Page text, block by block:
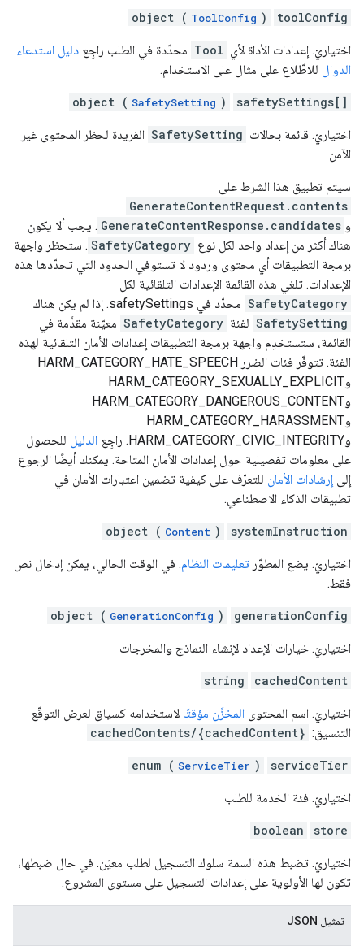
toolConfig
object ( ToolConfig )
اختياريّ. إعدادات الأداة لأي Tool محدّدة في الطلب راجِع دليل استدعاء
الدوال للاطّلاع على مثال على الاستخدام.
safetySettings[]
object ( SafetySetting )
اختياريّ. قائمة بحالات SafetySetting الفريدة لحظر المحتوى غير
الآمن
سيتم تطبيق هذا الشرط على
GenerateContentRequest.contents
و GenerateContentResponse.candidates . يجب ألا يكون
هناك أكثر من إعداد واحد لكل نوع SafetyCategory . ستحظر واجهة
برمجة التطبيقات أي محتوى وردود لا تستوفي الحدود التي تحدّدها هذه
الإعدادات. تلغي هذه القائمة الإعدادات التلقائية لكل
SafetyCategory محدّد في safetySettings. إذا لم يكن هناك
SafetySetting لفئة SafetyCategory معيّنة مقدَّمة في
القائمة، ستستخدِم واجهة برمجة التطبيقات إعدادات الأمان التلقائية لهذه
الفئة. تتوفّر فئات الضرر HARM_CATEGORY_HATE_SPEECH
وHARM_CATEGORY_SEXUALLY_EXPLICIT
وHARM_CATEGORY_DANGEROUS_CONTENT
وHARM_CATEGORY_HARASSMENT
وHARM_CATEGORY_CIVIC_INTEGRITY. راجِع
الدليل للحصول
على معلومات تفصيلية حول إعدادات الأمان المتاحة. يمكنك أيضًا الرجوع
إلى إرشادات الأمان للتعرّف على كيفية تضمين اعتبارات الأمان في
تطبيقات الذكاء الاصطناعي.
systemInstruction
object ( Content )
اختياريّ. يضع المطوّر تعليمات النظام. في الوقت الحالي، يمكن إدخال نص
فقط.
generationConfig
object ( GenerationConfig )
اختياريّ. خيارات الإعداد لإنشاء النماذج والمخرجات
cachedContent
string
اختياريّ. اسم المحتوى المخزَّن مؤقتًا لاستخدامه كسياق لعرض التوقّع
التنسيق: cachedContents/{cachedContent}
serviceTier
enum ( ServiceTier )
اختياريّ. فئة الخدمة للطلب
store
boolean
اختياريّ. تضبط هذه السمة سلوك التسجيل لطلب معيّن. في حال ضبطها،
تكون لها الأولوية على إعدادات التسجيل على مستوى المشروع.
تمثيل JSON